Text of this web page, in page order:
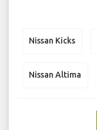
Nissan Kicks
Nissan Altima